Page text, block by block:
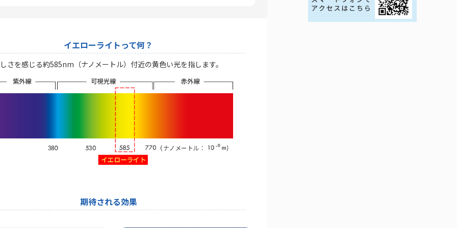
イエローライトって何？
さを感じる約585nm（ナノメートル）付近の黄色い光を指します。
期待される効果